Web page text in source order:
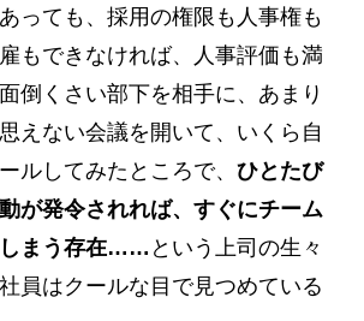
っても、採用の権限も人事権も
もできなければ、人事評価も満
倒くさい部下を相手に、あまり
えない会議を開いて、いくら自
ルしてみたところで、 ひとたび
が発令されれば、すぐにチーム
しまう存在…… という上司の生々
員はクールな目で見つめている